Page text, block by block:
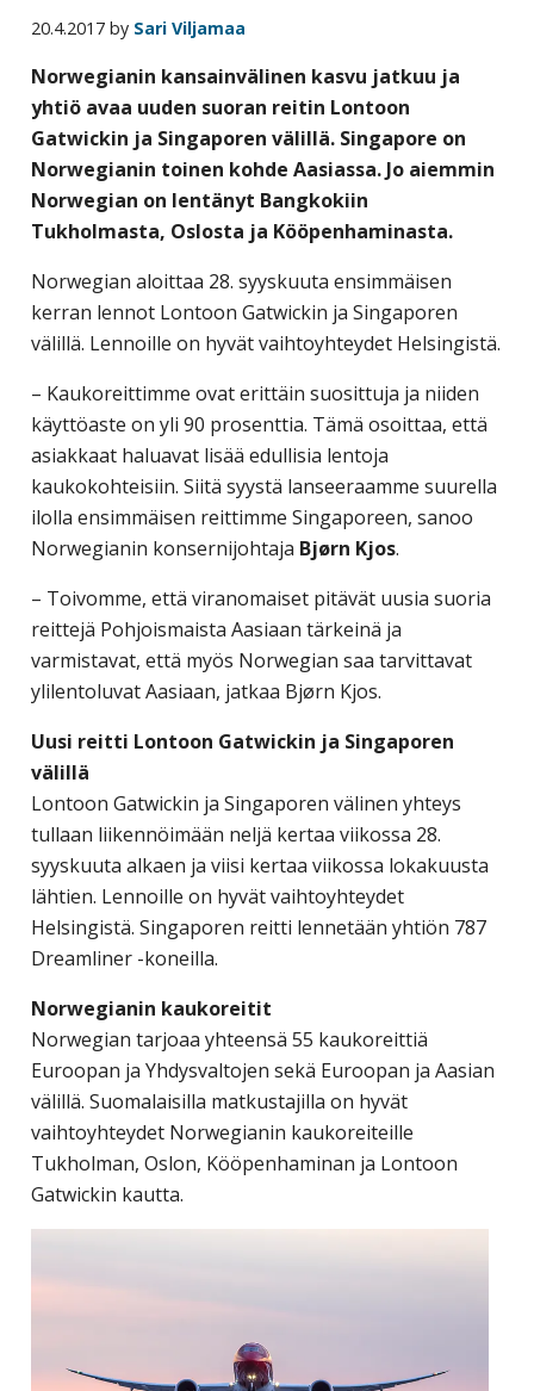
yritysten
jonka
tehtävä
on
edistää
hyvää
ja
kustannus­
tehokasta
matka-
kokoushallintoa.
20.4.2017by Sari Viljamaa
Norwegianin kansainvälinen kasvu jatkuu ja
yhtiö avaa uuden suoran reitin Lontoon
Gatwickin ja Singaporen välillä. Singapore on
Norwegianin toinen kohde Aasiassa. Jo aiemmin
Norwegian on lentänyt Bangkokiin
Tukholmasta, Oslosta ja Kööpenhaminasta.
Norwegian aloittaa 28. syyskuuta ensimmäisen
kerran lennot Lontoon Gatwickin ja Singaporen
välillä. Lennoille on hyvät vaihtoyhteydet Helsingistä.
– Kaukoreittimme ovat erittäin suosittuja ja niiden
käyttöaste on yli 90 prosenttia. Tämä osoittaa, että
asiakkaat haluavat lisää edullisia lentoja
kaukokohteisiin. Siitä syystä lanseeraamme suurella
ilolla ensimmäisen reittimme Singaporeen, sanoo
Norwegianin konsernijohtaja Bjørn Kjos.
– Toivomme, että viranomaiset pitävät uusia suoria
reittejä Pohjoismaista Aasiaan tärkeinä ja
varmistavat, että myös Norwegian saa tarvittavat
ylilentoluvat Aasiaan, jatkaa Bjørn Kjos.
Uusi reitti Lontoon Gatwickin ja Singaporen
välillä
Lontoon Gatwickin ja Singaporen välinen yhteys
tullaan liikennöimään neljä kertaa viikossa 28.
syyskuuta alkaen ja viisi kertaa viikossa lokakuusta
lähtien. Lennoille on hyvät vaihtoyhteydet
Helsingistä. Singaporen reitti lennetään yhtiön 787
Dreamliner -koneilla.
Norwegianin kaukoreitit
Norwegian tarjoaa yhteensä 55 kaukoreittiä
Euroopan ja Yhdysvaltojen sekä Euroopan ja Aasian
välillä. Suomalaisilla matkustajilla on hyvät
vaihtoyhteydet Norwegianin kaukoreiteille
Tukholman, Oslon, Kööpenhaminan ja Lontoon
Gatwickin kautta.